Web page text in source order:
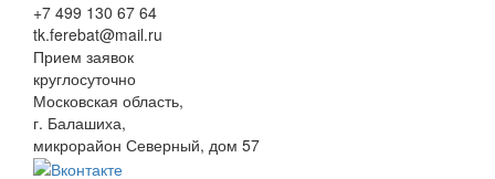
+7 499 130 67 64
tk.ferebat@mail.ru
Прием заявок
круглосуточно
Московская область,
г. Балашиха,
микрорайон Северный, дом 57